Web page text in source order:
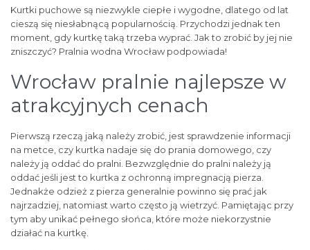
Kurtki puchowe są niezwykle ciepłe i wygodne, dlatego od lat
cieszą się niesłabnącą popularnością. Przychodzi jednak ten
moment, gdy kurtkę taką trzeba wyprać. Jak to zrobić by jej nie
zniszczyć? Pralnia wodna Wrocław podpowiada!
Wrocław pralnie najlepsze w
atrakcyjnych cenach
Pierwszą rzeczą jaką należy zrobić, jest sprawdzenie informacji
na metce, czy kurtka nadaje się do prania domowego, czy
należy ją oddać do pralni. Bezwzględnie do pralni należy ją
oddać jeśli jest to kurtka z ochronną impregnacją pierza.
Jednakże odzież z pierza generalnie powinno się prać jak
najrzadziej, natomiast warto często ją wietrzyć. Pamiętając przy
tym aby unikać pełnego słońca, które może niekorzystnie
działać na kurtkę.